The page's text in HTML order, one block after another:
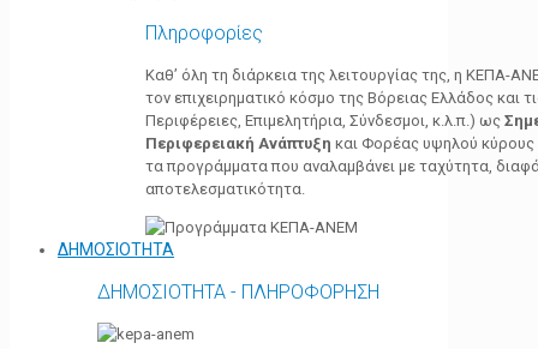
Πληροφορίες
Καθ’ όλη τη διάρκεια της λειτουργίας της, η ΚΕΠΑ-
τον επιχειρηματικό κόσμο της Βόρειας Ελλάδος και
Περιφέρειες, Επιμελητήρια, Σύνδεσμοι, κ.λ.π.) ως
Περιφερειακή Ανάπτυξη και Φορέας υψηλού κύρους
τα προγράμματα που αναλαμβάνει με ταχύτητα,
αποτελεσματικότητα.
ΔΗΜΟΣΙΟΤΗΤΑ
ΔΗΜΟΣΙΟΤΗΤΑ - ΠΛΗΡΟΦΟΡΗΣΗ